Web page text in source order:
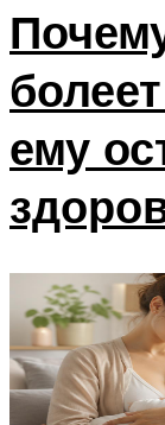
ему